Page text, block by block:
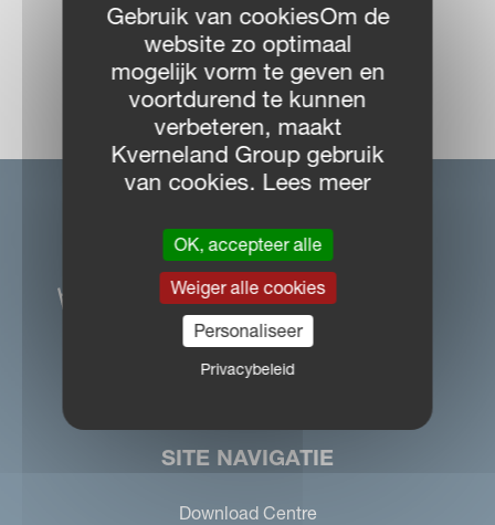
DEALER LOCATOR
SITE NAVIGATIE
Download Centre
Gebruik van cookiesOm de
website zo optimaal
mogelijk vorm te geven en
voortdurend te kunnen
verbeteren, maakt
Kverneland Group gebruik
van cookies. Lees meer
OK, accepteer alle
Weiger alle cookies
Personaliseer
Privacybeleid